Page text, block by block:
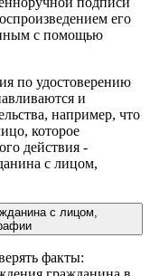
его
с помощью
по удостоверению
и
например, что
которое
действия -
с лицом,
с лицом,
факты: